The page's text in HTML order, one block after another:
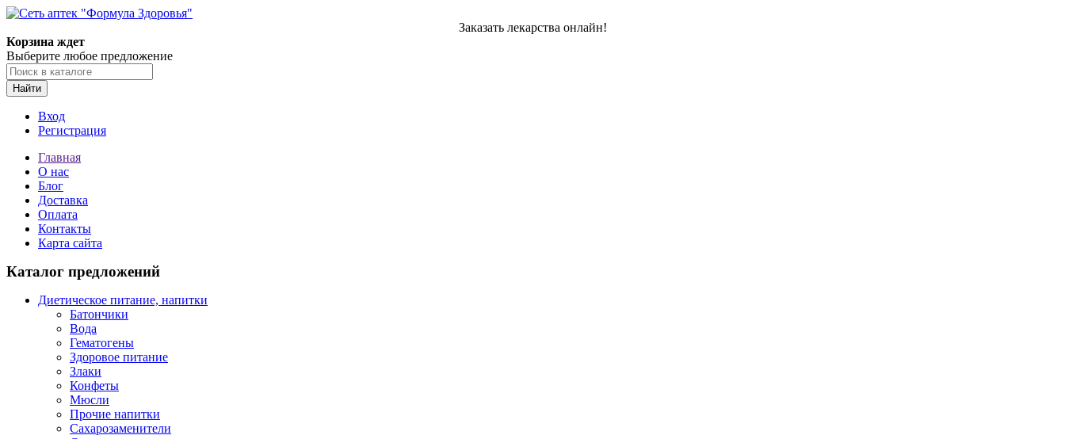
Заказать лекарства онлайн!
Корзина ждет
Выберите любое предложение
Найти
Вход
Регистрация
Главная
О нас
Блог
Доставка
Оплата
Контакты
Карта сайта
Каталог предложений
Диетическое питание, напитки
Батончики
Вода
Гематогены
Здоровое питание
Злаки
Конфеты
Мюсли
Прочие напитки
Сахарозаменители